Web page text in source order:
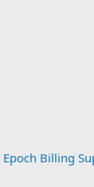
Epoch Billing